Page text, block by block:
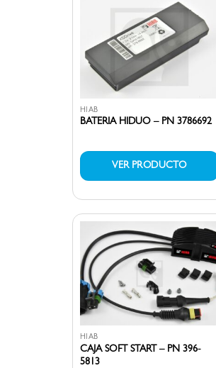
HIAB
BATERIA HIDUO – PN 3786692
VER PRODUCTO
HIAB
CAJA SOFT START – PN 396-
5813